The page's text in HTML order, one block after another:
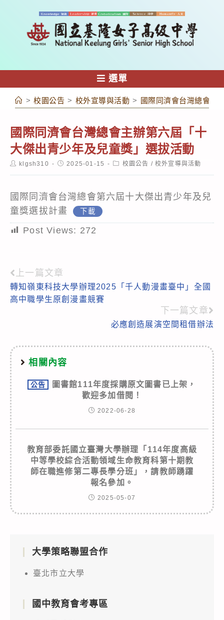
容
選單
> 校園公告 > 校外宣導與活動 > 國際同濟會台灣總會主
國際同濟會台灣總會主辦第六屆「十
大傑出青少年及兒童獎」選拔活動
Postklgsh310
Post2025-01-15
Post校園公告 / 校外宣導與活動
國際同濟會台灣總會第六屆十大傑出青少年及兒
童獎選拔計畫
下載
Post Views: 272
Read
more
上一篇文章
轉知嶺東科技大學辦理2025「千人動漫畫臺中」全國
高中職學生原創漫畫競賽
下一篇文章
必應創造展演空間租借辦法
相關內容
公告
圖書館111年度採購原文圖書已上架，
歡迎多加借閱！
2022-06-28
教育部委託國立臺灣大學辦理「114年度高級
中等學校綜合活動領域生命教育科第十期教
師在職進修第二專長學分班」，請教師踴躍
報名參加。
2025-05-07
大學策略聯盟合作
臺北市立大學
國中教育會考專區